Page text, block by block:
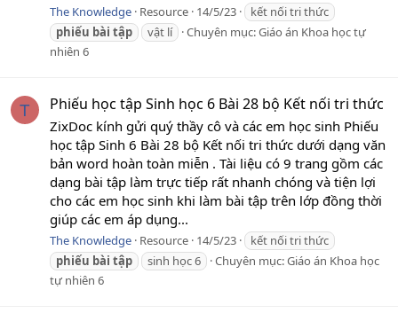
The Knowledge Resource 14/5/23
kết nối tri thức
phiếu bài tập vật lí Chuyên mục:Giáo án Khoa học tự
nhiên 6
T Phiếu học tập Sinh học 6 Bài 28 bộ Kết nối tri thức
ZixDoc kính gửi quý thầy cô và các em học sinh Phiếu
học tập Sinh 6 Bài 28 bộ Kết nối tri thức dưới dạng văn
bản word hoàn toàn miễn . Tài liệu có 9 trang gồm các
dạng bài tập làm trực tiếp rất nhanh chóng và tiện lợi
cho các em học sinh khi làm bài tập trên lớp đồng thời
giúp các em áp dụng...
The Knowledge Resource 14/5/23
kết nối tri thức
phiếu bài tập sinh học 6 Chuyên mục:Giáo án Khoa học
tự nhiên 6